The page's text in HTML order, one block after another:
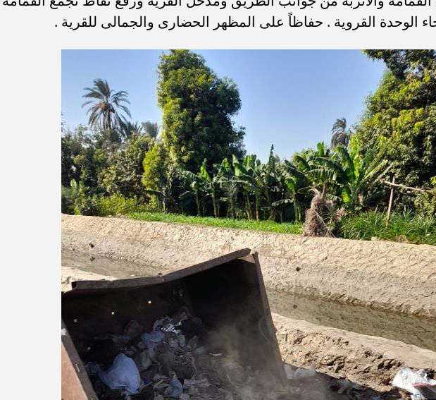
الوحدة القروية . حفاظاً على المظهر الحضارى والجمالى للقرية .